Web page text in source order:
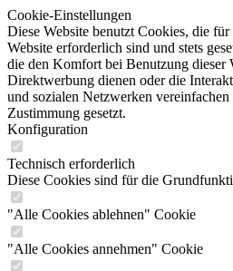
Cookie-Einstellungen
Diese Website benutzt Cookies, die
Website erforderlich sind und stets
die den Komfort bei Benutzung dieser
Direktwerbung dienen oder die
und sozialen Netzwerken
Zustimmung gesetzt.
Konfiguration
Technisch erforderlich
Diese Cookies sind für die
"Alle Cookies ablehnen" Cookie
"Alle Cookies annehmen" Cookie